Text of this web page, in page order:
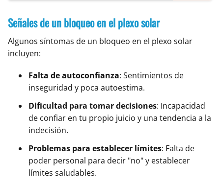
Señales de un bloqueo en el plexo solar
Algunos síntomas de un bloqueo en el plexo solar
incluyen:
Falta de autoconfianza: Sentimientos de
inseguridad y poca autoestima.
Dificultad para tomar decisiones: Incapacidad
de confiar en tu propio juicio y una tendencia a la
indecisión.
Problemas para establecer límites: Falta de
poder personal para decir "no" y establecer
límites saludables.